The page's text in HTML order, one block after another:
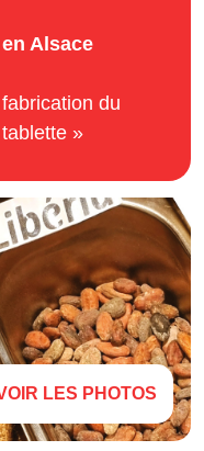
Alsace
du
»
LES PHOTOS